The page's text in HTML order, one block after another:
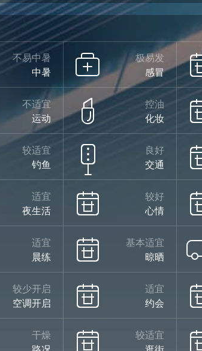
不易中暑
中暑
极易发
感冒
不适宜
运动
控油
化妆
较适宜
钓鱼
良好
交通
适宜
夜生活
较好
心情
适宜
晨练
基本适宜
晾晒
较少开启
空调开启
适宜
约会
干燥
较适宜